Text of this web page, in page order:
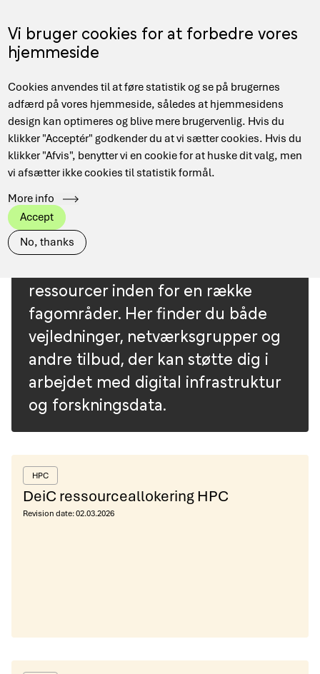
Vi bruger cookies for at forbedre vores
hjemmeside
Cookies anvendes til at føre statistik og se på brugernes
adfærd på vores hjemmeside, således at hjemmesidens
design kan optimeres og blive mere brugervenlig. Hvis du
klikker "Acceptér" godkender du at vi sætter cookies. Hvis du
klikker "Afvis", benytter vi en cookie for at huske dit valg, men
vi afsætter ikke cookies til statistik formål.
More info
Accept
No, thanks
til
hovedindhold
EN
Main
navigation
Brødkrumme
Hjem Resources
TAGS
Alle DeiC Corporate
Forskningsnettet
Data Management
HPC Quantum
ressourcer inden for en række
fagområder. Her finder du både
vejledninger, netværksgrupper og
andre tilbud, der kan støtte dig i
arbejdet med digital infrastruktur
og forskningsdata.
HPC
DeiC ressourceallokering HPC
Revision date:02.03.2026